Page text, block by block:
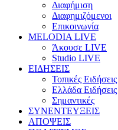
Διαφήμιση
Διαφημιζόμενοι
Επικοινωνία
MELODIA LIVE
Άκουσε LIVE
Studio LIVE
ΕΙΔΗΣΕΙΣ
Τοπικές Ειδήσεις
Ελλάδα Ειδήσεις
Σημαντικές
ΣΥΝΕΝΤΕΥΞΕΙΣ
ΑΠΟΨΕΙΣ